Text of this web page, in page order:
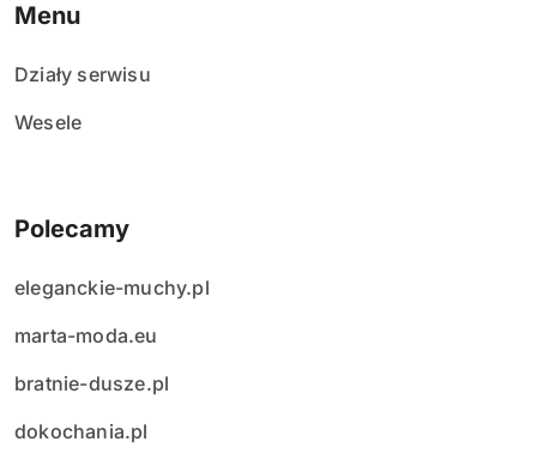
Menu
Działy serwisu
Wesele
Polecamy
eleganckie-muchy.pl
marta-moda.eu
bratnie-dusze.pl
dokochania.pl